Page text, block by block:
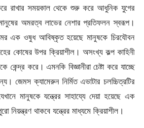
রাখার সময়কাল থেকে শুরু করে আধুনিক যুগের
অমরত্ব লাভের নেশার প্রতিফলন স্বরূপ।
এক ওষুধ আবিষ্কৃত হয়েছে মানুষকে চিরযৌবন
কোষের উপর ক্রিয়াশীল। অসংখ্য কল্প কাহিনী
করে। এমনকি বিজ্ঞানীরা চেষ্টা করে যাচ্ছে
জেমস ক্যামেরুন নির্মিত এভাটার চলচ্চিত্রটির
মানুষকে যন্ত্রের সাহায্যে দেয়া হয়েছে এক
নিয়ন্ত্রণ থাকবে যন্ত্রের মাধ্যমে ক্রিয়াশীল।